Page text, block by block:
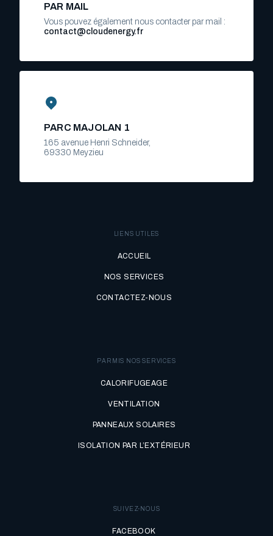
PAR MAIL
Vous pouvez également nous contacter par mail :
contact@cloudenergy.fr
PARC MAJOLAN 1
165 avenue Henri Schneider,
69330 Meyzieu
LIENS UTILES
ACCUEIL
NOS SERVICES
CONTACTEZ-NOUS
PARMIS NOS SERVICES
CALORIFUGEAGE
VENTILATION
PANNEAUX SOLAIRES
ISOLATION PAR L’EXTÉRIEUR
SUIVEZ-NOUS
FACEBOOK